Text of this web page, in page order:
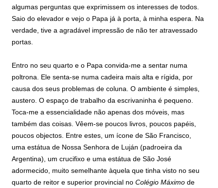
algumas perguntas que exprimissem os interesses de todos.
Saio do elevador e vejo o Papa já à porta, à minha espera. Na
verdade, tive a agradável impressão de não ter atravessado
portas.
Entro no seu quarto e o Papa convida-me a sentar numa
poltrona. Ele senta-se numa cadeira mais alta e rígida, por
causa dos seus problemas de coluna. O ambiente é simples,
austero. O espaço de trabalho da escrivaninha é pequeno.
Toca-me a essencialidade não apenas dos móveis, mas
também das coisas. Vêem-se poucos livros, poucos papéis,
poucos objectos. Entre estes, um ícone de São Francisco,
uma estátua de Nossa Senhora de Luján (padroeira da
Argentina), um crucifixo e uma estátua de São José
adormecido, muito semelhante àquela que tinha visto no seu
quarto de reitor e superior provincial no Colégio Máximo de